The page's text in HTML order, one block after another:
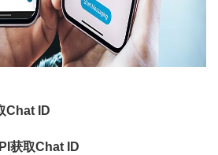
Chat ID
获取Chat ID